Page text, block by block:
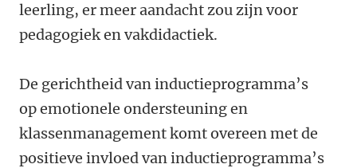
leerling, er meer aandacht zou zijn voor
pedagogiek en vakdidactiek.
De gerichtheid van inductieprogramma’s
op emotionele ondersteuning en
klassenmanagement komt overeen met de
positieve invloed van inductieprogramma’s